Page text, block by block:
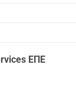
ΕΠΕ